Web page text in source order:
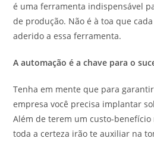
é uma ferramenta indispensável
de produção. Não é à toa que
aderido a essa ferramenta.
A automação é a chave para o
Tenha em mente que para
empresa você precisa implantar
Além de terem um custo-benefício
toda a certeza irão te auxiliar na